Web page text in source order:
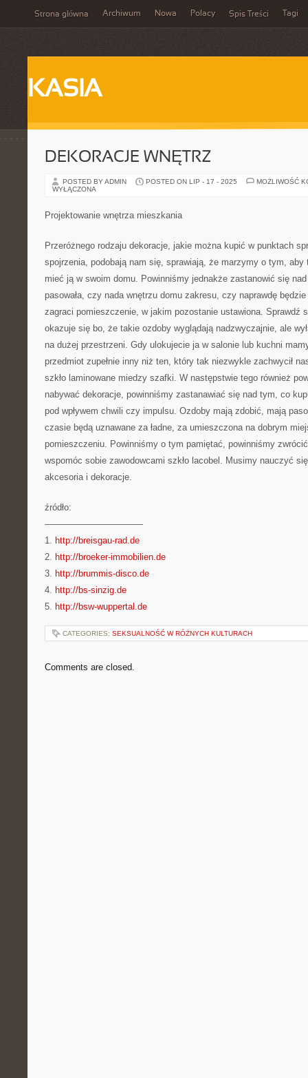
Strona główna Archiwum Nowa Polacy Spis Treści Tagi
KASIA
DEKORACJE WNĘTRZ
POSTED BY ADMIN POSTED ON LIP - 17 - 2025
MOŻLIWOŚĆ
WYŁĄCZONA
Projektowanie wnętrza mieszkania
Przeróżnego rodzaju dekoracje, jakie można kupić w punktach
spojrzenia, podobają nam się, sprawiają, że marzymy o tym,
mieć ją w swoim domu. Powinniśmy jednakże zastanowić się
pasowała, czy nada wnętrzu domu zakresu, czy naprawdę
zagraci pomieszczenie, w jakim pozostanie ustawiona. Sprawdź
okazuje się bo, że takie ozdoby wyglądają nadzwyczajnie, ale
na dużej przestrzeni. Gdy ulokujecie ja w salonie lub kuchni
przedmiot zupełnie inny niż ten, który tak niezwykle zachwycił
szkło laminowane miedzy szafki. W następstwie tego również
nabywać dekoracje, powinniśmy zastanawiać się nad tym, co
pod wpływem chwili czy impulsu. Ozdoby mają zdobić, mają
czasie będą uznawane za ładne, za umieszczona na dobrym
pomieszczeniu. Powinniśmy o tym pamiętać, powinniśmy
wspomóc sobie zawodowcami szkło lacobel. Musimy nauczyć
akcesoria i dekoracje.
źródło:
———————————
1. http://breisgau-rad.de
2. http://broeker-immobilien.de
3. http://brummis-disco.de
4. http://bs-sinzig.de
5. http://bsw-wuppertal.de
CATEGORIES: SEKSUALNOŚĆ W RÓŻNYCH KULTURACH
Comments are closed.